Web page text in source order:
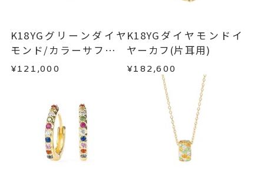
ダイヤモンド、
K18YG
、
エタニティ、
-
・在庫のご用意ができる場合： 約1週間～1ヶ月以
内を目安に発送いたします。
・受注生産となる場合： 商品ページに記載のある
目安日数を頂戴し、一から製作いたします。
※お急ぎの方はご注文前にお問い合わせくださ
い。事前に現在の納期状況を確認いたします。
お届け予定日はご注文から2営業日以内にメールに
・受注生産の商品
・お客さまのお手元で傷や汚れが発生した商品
・到着後ご連絡無く7日以上経過した商品
・販売期間が限定されている商品
・過度な交換・返品を繰り返している場合
商品の品質には万全を期しておりますが、万が一
不良品の場合、またはご注文のお品と異なる場合
は、早急に商品を交換させていただきます。
K18YGグリーンダイヤ
モンド/カラーサファイ
ア/ダイヤモンドイヤー
¥121,000
K18YGダイヤモンドイ
ヤーカフ(片耳用)
¥182,600